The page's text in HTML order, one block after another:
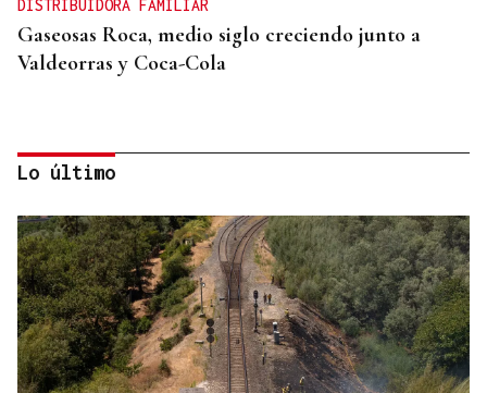
DISTRIBUIDORA FAMILIAR
Gaseosas Roca, medio siglo creciendo junto a
Valdeorras y Coca-Cola
IMPULSO AL TEJIDO EMPRESARIAL
Lo último